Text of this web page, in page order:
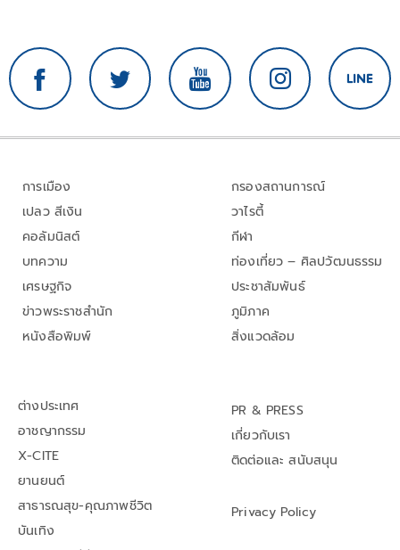
การเมือง
เปลว สีเงิน
คอลัมนิสต์
บทความ
เศรษฐกิจ
ข่าวพระราชสำนัก
หนังสือพิมพ์
กรองสถานการณ์
วาไรตี้
กีฬา
ท่องเที่ยว – ศิลปวัฒนธรรม
ประชาสัมพันธ์
ภูมิภาค
สิ่งแวดล้อม
ต่างประเทศ
อาชญากรรม
X-CITE
ยานยนต์
สาธารณสุข-คุณภาพชีวิต
บันเทิง
PR & PRESS
เกี่ยวกับเรา
ติดต่อและ สนับสนุน
Privacy Policy